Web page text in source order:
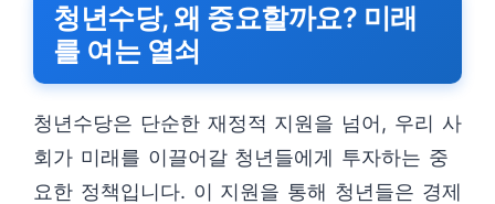
청년수당, 왜 중요할까요? 미래
를 여는 열쇠
청년수당은 단순한 재정적 지원을 넘어, 우리 사
회가 미래를 이끌어갈 청년들에게 투자하는 중
요한 정책입니다. 이 지원을 통해 청년들은 경제